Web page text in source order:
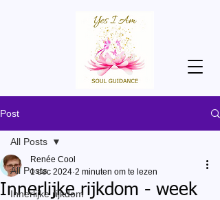
Post
All Posts
Innerlijke rijkdom
All Posts
Innerlijke rijkdom - week
Renée Cool
1 dec 2024 2 minuten om te lezen